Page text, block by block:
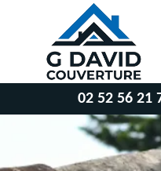
02 52 56 21